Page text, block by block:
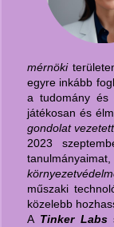
mérnöki
egyre inkább
a tudomány és
játékosan és
gondolat
2023
műszaki
közelebb
ATinker Labs